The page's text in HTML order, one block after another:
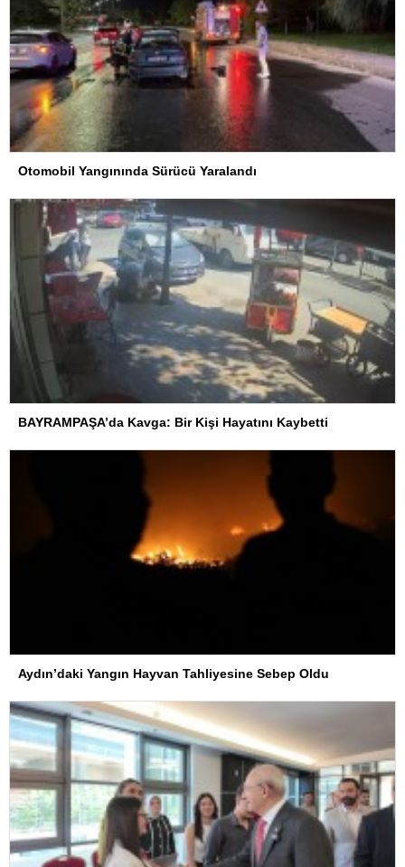
Otomobil Yangınında Sürücü Yaralandı
BAYRAMPAŞA’da Kavga: Bir Kişi Hayatını Kaybetti
Aydın’daki Yangın Hayvan Tahliyesine Sebep Oldu